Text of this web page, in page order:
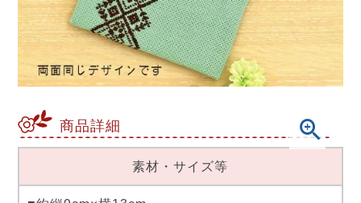
商品詳細
素材・サイズ等